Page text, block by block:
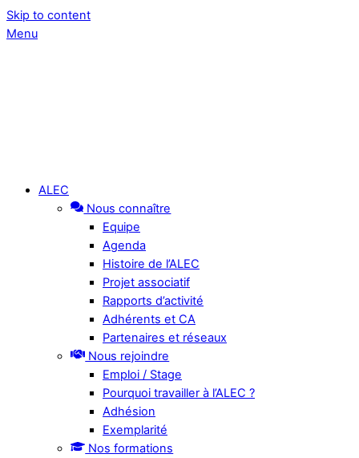
Skip to content
Menu
ALEC
Nous connaître
Equipe
Agenda
Histoire de l’ALEC
Projet associatif
Rapports d’activité
Adhérents et CA
Partenaires et réseaux
Nous rejoindre
Emploi / Stage
Pourquoi travailler à l’ALEC ?
Adhésion
Exemplarité
Nos formations